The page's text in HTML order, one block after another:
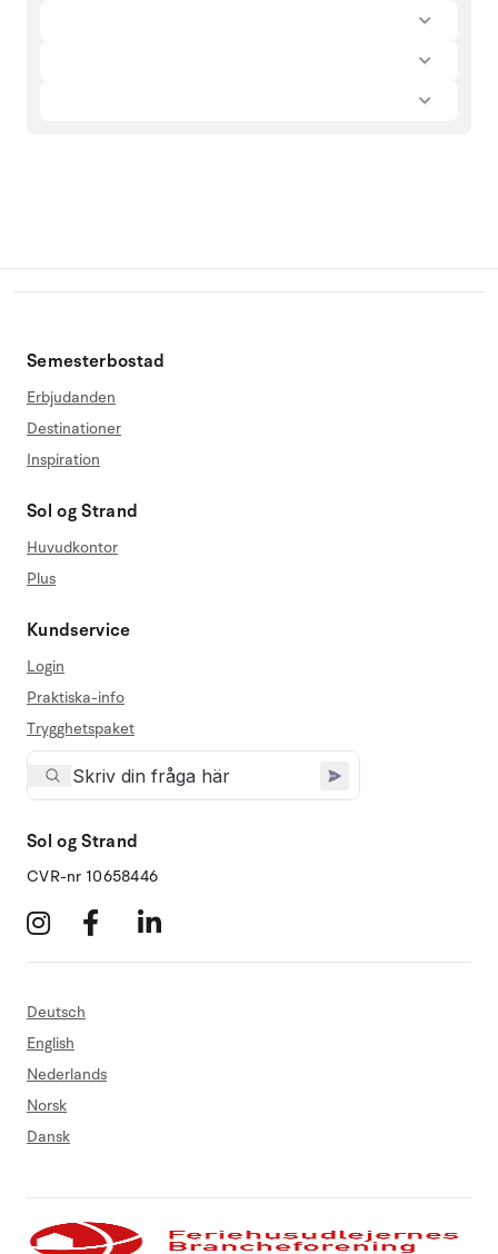
Semesterbostad
Erbjudanden
Destinationer
Inspiration
Sol og Strand
Huvudkontor
Plus
Kundservice
Login
Praktiska-info
Trygghetspaket
Sol og Strand
CVR-nr 10658446
Deutsch
English
Nederlands
Norsk
Dansk